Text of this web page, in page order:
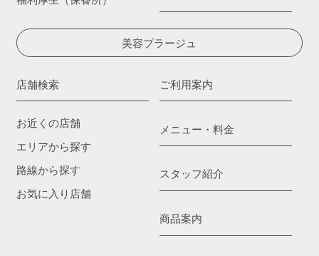
美容プラージュ
店舗検索
お近くの店舗
エリアから探す
路線から探す
お気に入り店舗
ご利用案内
メニュー・料金
スタッフ紹介
商品案内